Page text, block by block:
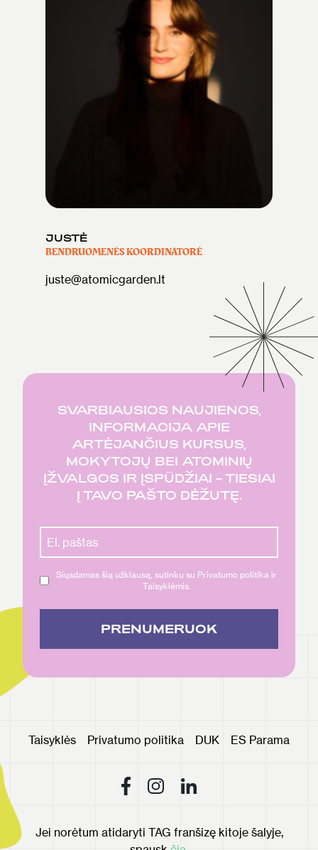
JUSTĖ
BENDRUOMENĖS KOORDINATORĖ
juste@atomicgarden.lt
SVARBIAUSIOS NAUJIENOS,
INFORMACIJA APIE
ARTĖJANČIUS KURSUS,
MOKYTOJŲ BEI ATOMINIŲ
ĮŽVALGOS IR ĮSPŪDŽIAI – TIESIAI
Į TAVO PAŠTO DĖŽUTĘ.
Siųsdamas šią užklausą, sutinku su Privatumo politika ir
Taisyklėmis.
PRENUMERUOK
Taisyklės Privatumo politika DUK ES Parama
Jei norėtum atidaryti TAG franšizę kitoje šalyje,